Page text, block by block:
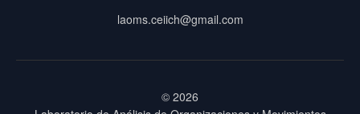
laoms.ceiich@gmail.com
© 2026